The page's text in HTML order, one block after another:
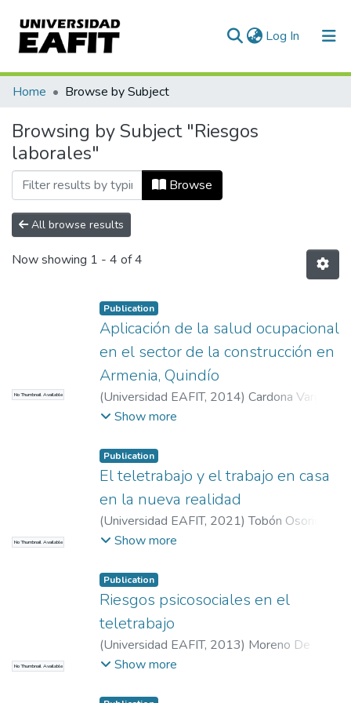
Log In (current)
Communities & Collections
All of DSpace
Home Browse by Subject
Browsing by Subject "Riesgos
laborales"
Browse
All browse results
Now showing 1 - 4 of 4
No Thumbnail Available
Publication
Aplicación de la salud ocupacional
en el sector de la construcción en
Armenia, Quindío
(Universidad EAFIT, 2014) Cardona Vargas,
Lilia Inés;Zuluaga Vélez, Jorge Alberto
Show more
No Thumbnail Available
Publication
El teletrabajo y el trabajo en casa
en la nueva realidad
(Universidad EAFIT, 2021)Tobón Osorio,
Ana Milena;Moreno Botero, Paulina
Show more
No Thumbnail Available
Publication
Riesgos psicosociales en el
teletrabajo
(Universidad EAFIT, 2013) Moreno De
Luca, Nathalia;
Show more